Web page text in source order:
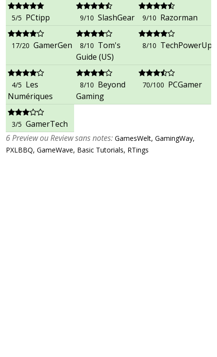
5/5 PCtipp 9/10 SlashGear 9/10 Razorman
17/20 GamerGen 8/10 Tom's
Guide (US)
8/10 TechPowerUp
4/5 Les
Numériques
8/10 Beyond
Gaming
70/100 PCGamer
3/5 GamerTech
6 Preview ou Review sans notes: GamesWelt, GamingWay,
PXLBBQ, GameWave, Basic Tutorials, RTings